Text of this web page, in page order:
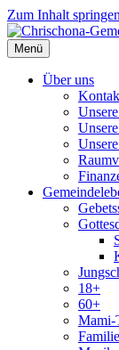
Zum Inhalt springen
Menü
Über uns
18+
60+
Mami-